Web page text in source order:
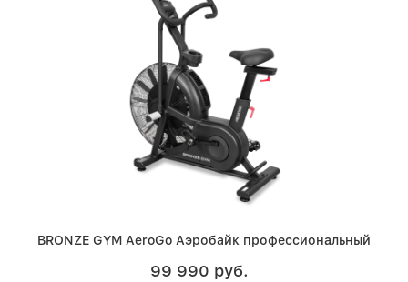
BRONZE GYM AeroGo Аэробайк профессиональный
99 990 руб.